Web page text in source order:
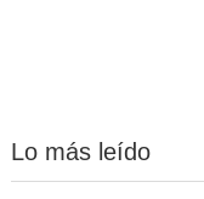
Lo más leído